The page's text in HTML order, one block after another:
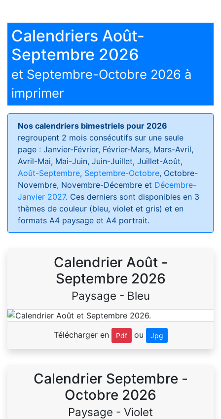
Calendriers Août-
Septembre 2026
et Septembre-Octobre 2026 à
imprimer
Nos calendriers bimestriels pour 2026
regroupent 2 mois consécutifs sur une seule
page : Janvier-Février, Février-Mars, Mars-Avril,
Avril-Mai, Mai-Juin, Juin-Juillet, Juillet-Août,
Août-Septembre, Septembre-Octobre, Octobre-
Novembre, Novembre-Décembre et Décembre-
Janvier 2027. Ces derniers sont disponibles en 3
thèmes de couleur (bleu, violet et gris) et en
formats A4 paysage et A4 portrait.
Calendrier Août -
Septembre 2026
Paysage - Bleu
Télécharger en Pdf ou Jpg
Calendrier Septembre -
Octobre 2026
Paysage - Violet